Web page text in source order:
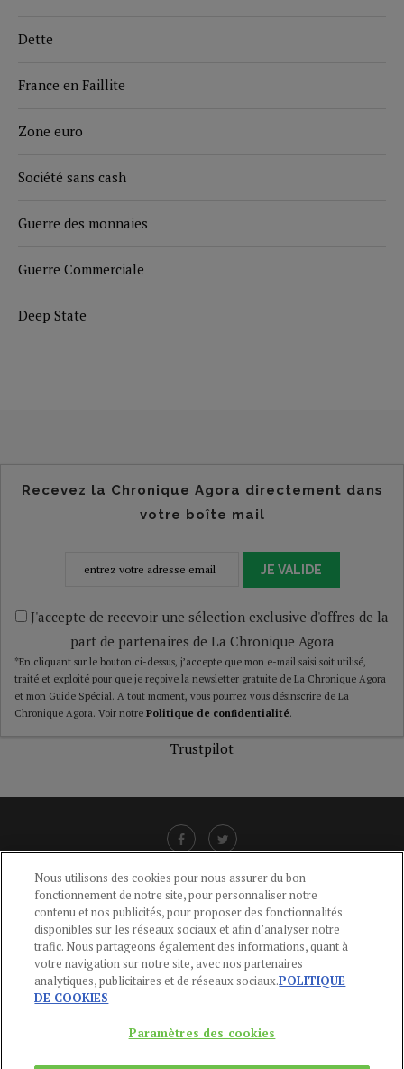
Dette
France en Faillite
Zone euro
Société sans cash
Guerre des monnaies
Guerre Commerciale
Deep State
Recevez la Chronique Agora directement dans
votre boîte mail
JE VALIDE
J'accepte de recevoir une sélection exclusive d'offres de la
part de partenaires de La Chronique Agora
*En cliquant sur le bouton ci-dessus, j’accepte que mon e-mail saisi soit utilisé,
traité et exploité pour que je reçoive la newsletter gratuite de La Chronique Agora
et mon Guide Spécial. A tout moment, vous pourrez vous désinscrire de La
Chronique Agora. Voir notre Politique de confidentialité.
Trustpilot
LIENS UTILES
CGU-POLITIQUE DE CONFIDENTIALITÉ -POLITIQUE DES COOKIES
MENTIONS LÉGALES -AIDE
CONTACT
Du Lundi au Vendredi, 9h-13h et 14h-17h
Nous utilisons des cookies pour nous assurer du bon
fonctionnement de notre site, pour personnaliser notre
contenu et nos publicités, pour proposer des fonctionnalités
disponibles sur les réseaux sociaux et afin d’analyser notre
trafic. Nous partageons également des informations, quant à
votre navigation sur notre site, avec nos partenaires
analytiques, publicitaires et de réseaux sociaux.POLITIQUE
DE COOKIES
Paramètres des cookies